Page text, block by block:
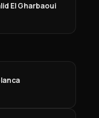
El Gharbaoui